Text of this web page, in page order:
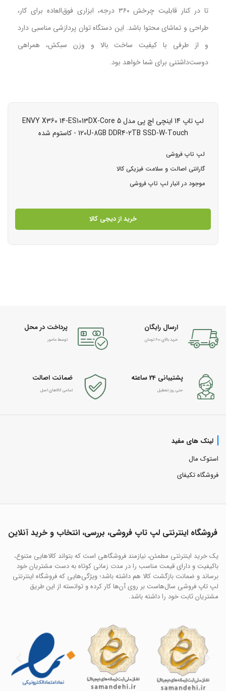
تا در کنار قابلیت چرخش ۳۶۰ درجه، ابزاری فوق‌العاده برای کار،
طراحی و تماشای محتوا باشد. این دستگاه توان پردازشی مناسبی دارد
و از طرفی با کیفیت ساخت بالا و وزن سبکش، همراهی
دوست‌داشتنی برای شما خواهد بود.
لپ تاپ 14 اینچی اچ‌ پی مدل ENVY X360 14-ES1013DX-Core 5
120U-8GB DDR4-2TB SSD-W-Touch - کاستوم شده
لپ تاپ فروشی
گارانتی اصالت و سلامت فیزیکی کالا
موجود در انبار لپ تاپ فروشی
خرید از دیجی کالا
ارسال رایگان
خرید بالای 600 تومان
پرداخت در محل
توسط مامور
پشتیبانی 24 ساعته
حتی روز تعطیل
ضمانت اصالت
تمامی کالاهای اصل
لینک های مفید
استوک مال
فروشگاه تکیفای
فروشگاه اینترنتی لپ تاپ فروشی، بررسی، انتخاب و خرید آنلاین
یک خرید اینترنتی مطمئن، نیازمند فروشگاهی است که بتواند کالاهایی متنوع،
باکیفیت و دارای قیمت مناسب را در مدت زمانی کوتاه به دست مشتریان خود
برساند و ضمانت بازگشت کالا هم داشته باشد؛ ویژگی‌هایی که فروشگاه اینترنتی
لپ تاپ فروشی سال‌هاست بر روی آن‌ها کار کرده و توانسته از این طریق
مشتریان ثابت خود را داشته باشد.